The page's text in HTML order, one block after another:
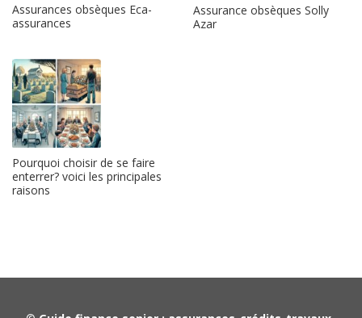
Assurances obsèques Eca-
assurances
Assurance obsèques Solly
Azar
Pourquoi choisir de se faire
enterrer? voici les principales
raisons